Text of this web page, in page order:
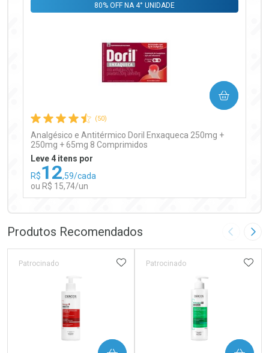
(50)
Analgésico e Antitérmico Doril Enxaqueca 250mg +
250mg + 65mg 8 Comprimidos
80% OFF NA 4° UNIDADE
Leve 4 itens por
R$12,59/cada
ou R$ 15,74/un
COMPRAR
Laboratório
Ativar Desconto
Por Menos
Produtos Recomendados Imagem
Patrocinado ADICIONAR AOS FAVORITOS
Patrocinado